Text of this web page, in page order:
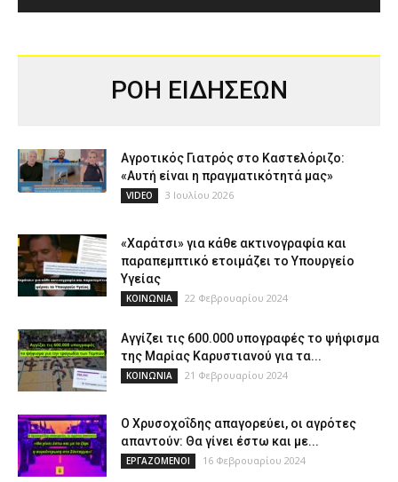
ΡΟΗ ΕΙΔΗΣΕΩΝ
Αγροτικός Γιατρός στο Καστελόριζο:
«Αυτή είναι η πραγματικότητά μας»
VIDEO 3 Ιουλίου 2026
«Χαράτσι» για κάθε ακτινογραφία και
παραπεμπτικό ετοιμάζει το Υπουργείο
Υγείας
ΚΟΙΝΩΝΙΑ 22 Φεβρουαρίου 2024
Αγγίζει τις 600.000 υπογραφές το ψήφισμα
της Μαρίας Καρυστιανού για τα...
ΚΟΙΝΩΝΙΑ 21 Φεβρουαρίου 2024
Ο Χρυσοχοΐδης απαγορεύει, οι αγρότες
απαντούν: Θα γίνει έστω και με...
ΕΡΓΑΖΟΜΕΝΟΙ 16 Φεβρουαρίου 2024